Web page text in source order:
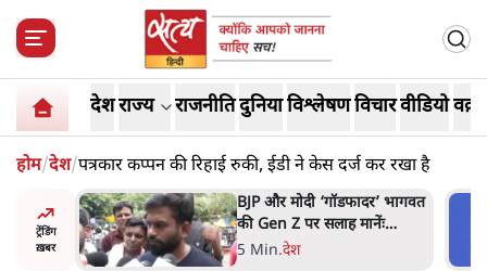
देशराज्य राजनीतिदुनियाविश्लेषणविचारवीडियो
होम/देश/पत्रकार कप्पन की रिहाई रुकी, ईडी ने केस दर्ज कर रखा है
ट्रेंडिंग
ख़बर
भागवत
मार्क ज़करबर्ग का माफीनामाः ये
बहुत अंदर की बात है
9 Min.विश्लेषण